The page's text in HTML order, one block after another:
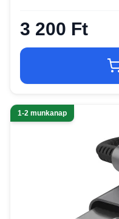
3 200 Ft
1-2 munkanap